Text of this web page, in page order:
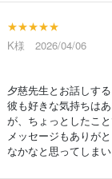
★★★★★
K様 2026/04/06
夕慈先生とお話しす
彼も好きな気持ちは
が、ちょっとしたこ
メッセージもありが
なかなと思ってしま